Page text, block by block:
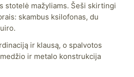
stotelė mažyliams. Šeši skirtingi
skambus ksilofonas, du
ir klausą, o spalvotos
ir metalo konstrukcija